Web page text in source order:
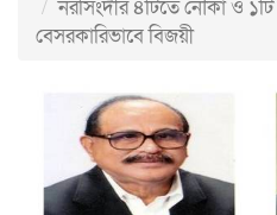
নরসিংদীর ৪টিতে নৌকা ও ১টি
বেসরকারিভাবে বিজয়ী